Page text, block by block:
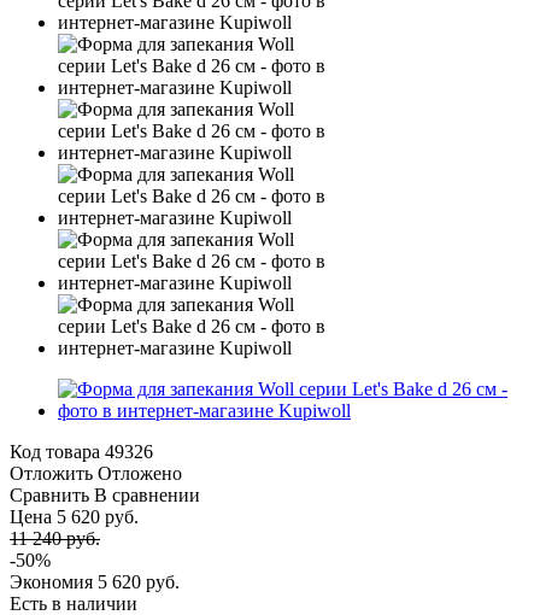
Код товара 49326
Отложить Отложено
Сравнить В сравнении
Цена 5 620 руб.
11 240 руб.
-50%
Экономия 5 620 руб.
Есть в наличии